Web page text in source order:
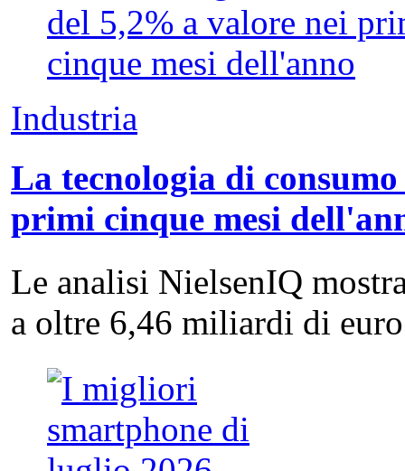
Industria
La tecnologia di
primi cinque mesi
Le analisi NielsenIQ
a oltre 6,46 miliardi di